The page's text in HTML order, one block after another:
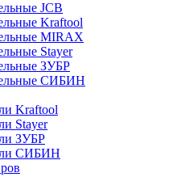
JCB
Kraftool
MIRAX
Stayer
ЗУБР
СИБИН
Kraftool
Stayer
ЗУБР
СИБИН